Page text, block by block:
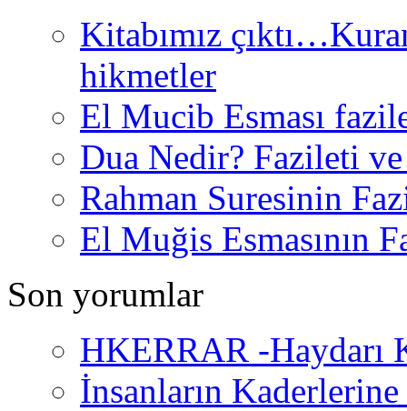
Kitabımız
hikmetler
El Mucib Esması
Dua Nedir? Fazileti
Rahman Suresinin
El Muğis Esmasının
Son yorumlar
HKERRAR -Haydarı
İnsanların